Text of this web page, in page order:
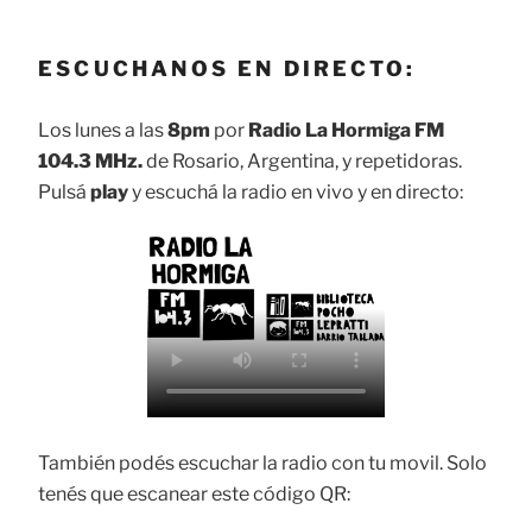
ESCUCHANOS EN DIRECTO:
Los lunes a las8pm por Radio La Hormiga FM
104.3 MHz.de Rosario, Argentina, y repetidoras.
Pulsá playy escuchá la radio en vivo y en directo:
También podés escuchar la radio con tu movil. Solo
tenés que escanear este código QR: